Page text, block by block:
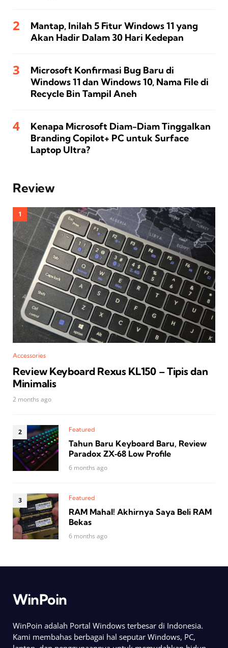
Mantap, Inilah 5 Fitur Windows 11 yang
Akan Hadir Dalam 30 Hari Kedepan
Microsoft Konfirmasi Bug Baru di
Windows 11 dan Windows 10, Nama File di
Recycle Bin Tampil Aneh
Kenapa Microsoft Diam-Diam Tinggalkan
Branding Copilot+ PC untuk Surface
Laptop Ultra?
Review
Accessories
Review Keyboard Rexus KL150 – Tipis dan
Minimalis
2 months ago
Featured
Tahun Baru Keyboard Baru, Review
Paradox ZX‑68 Low Profile
6 months ago
Featured
RAM Mahal! Akhirnya Saya Beli RAM
Bekas
6 months ago
WinPoin
WinPoin adalah Portal Windows terbesar di Indonesia.
Kami membahas berbagai hal seputar Windows, PC,